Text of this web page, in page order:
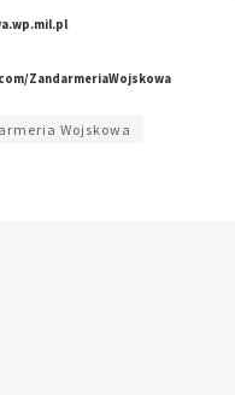
ZandarmeriaWojskowa
Wojskowa